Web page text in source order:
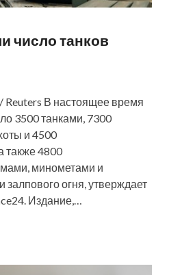
число танков
В настоящее время
3500 танками, 7300
и 4500
также 4800
минометами и
огня, утверждает
Издание,…